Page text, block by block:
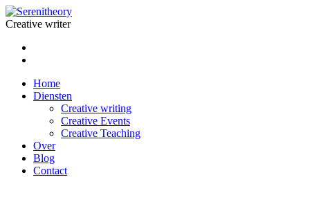
Creative writer
Home
Diensten
Creative writing
Creative Events
Creative Teaching
Over
Blog
Contact